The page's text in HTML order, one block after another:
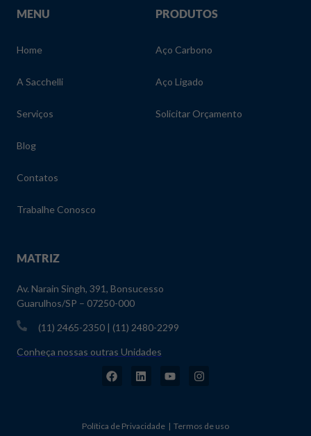
MENU
Home
A Sacchelli
Serviços
Blog
Contatos
Trabalhe Conosco
PRODUTOS
Aço Carbono
Aço Ligado
Solicitar Orçamento
MATRIZ
Av. Narain Singh, 391, Bonsucesso
Guarulhos/SP – 07250-000
(11) 2465-2350 | (11) 2480-2299
Conheça nossas outras Unidades
Política de Privacidade | Termos de uso